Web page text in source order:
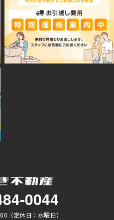
0044
（定休日：水曜日）